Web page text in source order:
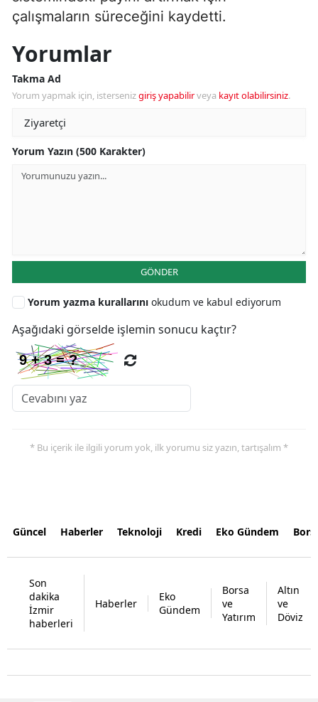
çalışmaların süreceğini kaydetti.
Yorumlar
Takma Ad
Yorum yapmak için, istersenizgiriş yapabilirveya kayıt olabilirsiniz.
Yorum Yazın (500 Karakter)
GÖNDER
Yorum yazma kurallarını okudum ve kabul ediyorum
Aşağıdaki görselde işlemin sonucu kaçtır?
* Bu içerik ile ilgili yorum yok, ilk yorumu siz yazın, tartışalım *
Güncel Haberler Teknoloji Kredi Eko Gündem
Son
dakika
İzmir
haberleri
Haberler
Eko
Gündem
Borsa
ve
Yatırım
Altın
ve
Döviz